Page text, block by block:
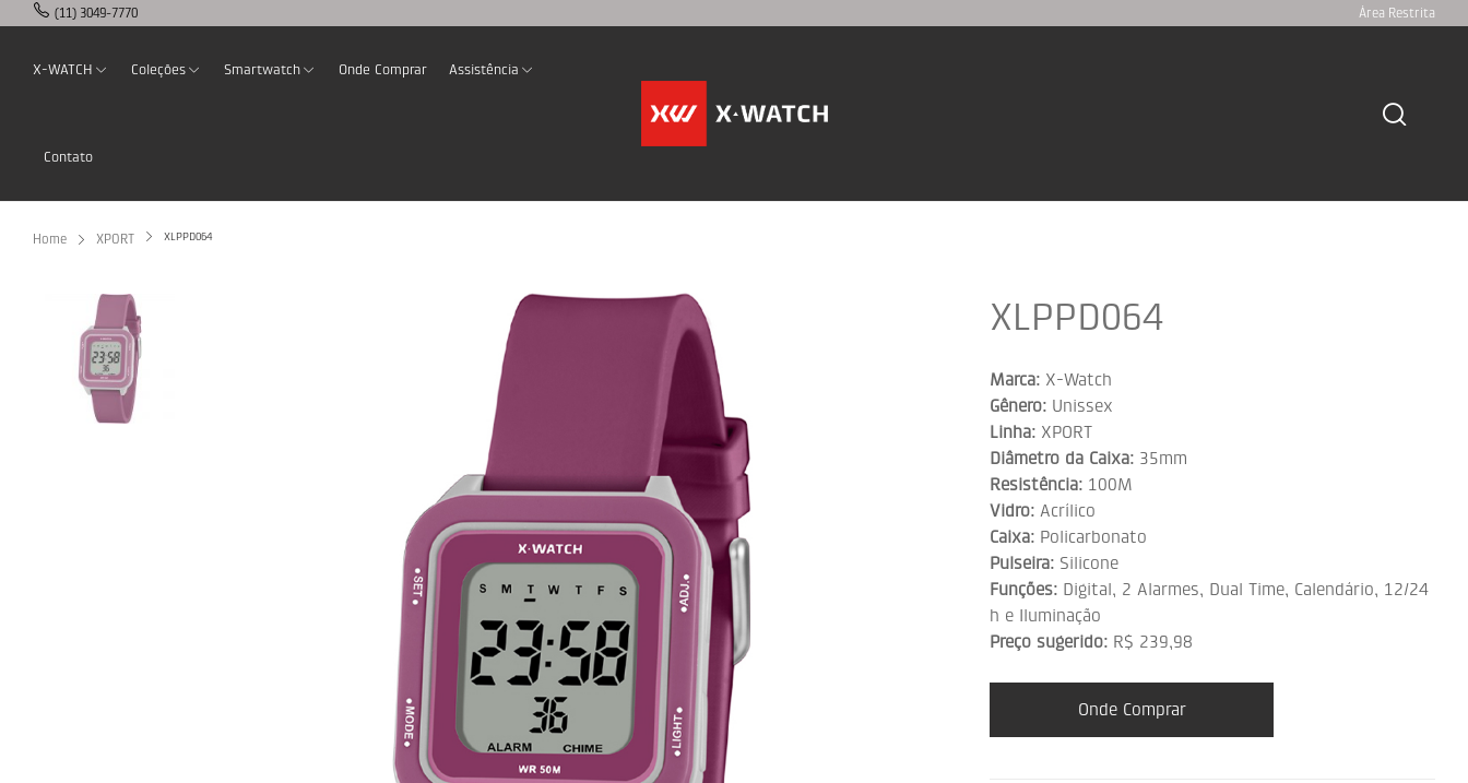
(11) 3049-7770 Área Restrita
X-WATCH Coleções Smartwatch Onde Comprar Assistência
Contato
Home XPORT XLPPD064
XLPPD064
Marca: X-Watch
Gênero: Unissex
Linha: XPORT
Diâmetro da Caixa: 35mm
Resistência: 100M
Vidro: Acrílico
Caixa: Policarbonato
Pulseira: Silicone
Funções: Digital, 2 Alarmes, Dual Time, Calendário, 12/24
h e Iluminação
Preço sugerido: R$ 239,98
Onde Comprar